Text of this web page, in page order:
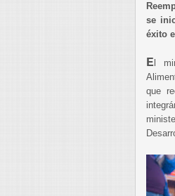
se
éxito
E l
que